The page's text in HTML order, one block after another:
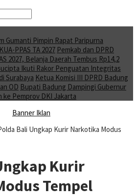
Gumanti Pimpin Rapat Paripurna
PPAS TA 2027 Pemkab dan DPRD
2027, Belanja Daerah Tembus Rp14,2
Ikuti Rakor Penguatan Integritas
Surabaya Ketua Komisi III DPRD Badung
OD Bupati Badung Dampingi Gubernur
ke Pemprov DKI Jakarta
Bali Ungkap Kurir Narkotika Modus
Kurir
Tempel